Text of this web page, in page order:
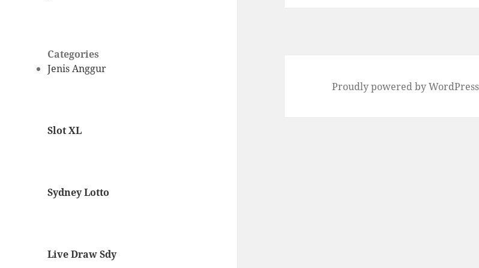
Categories
Jenis Anggur
Slot XL
Sydney Lotto
Live Draw Sdy
Proudly powered by WordPress